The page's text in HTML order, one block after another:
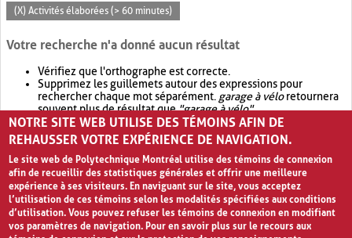
(X) Activités élaborées (> 60 minutes)
Votre recherche n'a donné aucun résultat
Vérifiez que l'orthographe est correcte.
Supprimez les guillemets autour des expressions pour
rechercher chaque mot séparément. garage à véloretournera
souvent plus de résultat que"garage à vélo".
Envisagez d'élargir votre recherche avec OR.garage OR vélo
retournera souvent plus de résultat quegarage à vélo
NOTRE SITE WEB UTILISE DES TÉMOINS AFIN DE
REHAUSSER VOTRE EXPÉRIENCE DE NAVIGATION.
Le site web de Polytechnique Montréal utilise des témoins de connexion
afin de recueillir des statistiques générales et offrir une meilleure
expérience à ses visiteurs. En naviguant sur le site, vous acceptez
l’utilisation de ces témoins selon les modalités spécifiées aux conditions
d’utilisation. Vous pouvez refuser les témoins de connexion en modifiant
vos paramètres de navigation. Pour en savoir plus sur le recours aux